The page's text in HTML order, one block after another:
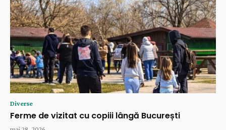
Diverse
Ferme de vizitat cu copiii lângă București